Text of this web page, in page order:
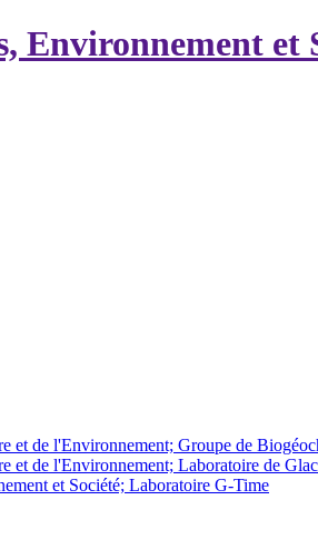
Environnement et
et de l'Environnement; Groupe de
et de l'Environnement; Laboratoire de
et Société; Laboratoire G-Time